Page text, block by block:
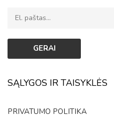
SĄLYGOS IR TAISYKLĖS
PRIVATUMO POLITIKA